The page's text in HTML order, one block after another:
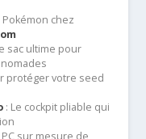
chez
sac ultime pour
protéger votre seed
: Le cockpit pliable qui
sur mesure de